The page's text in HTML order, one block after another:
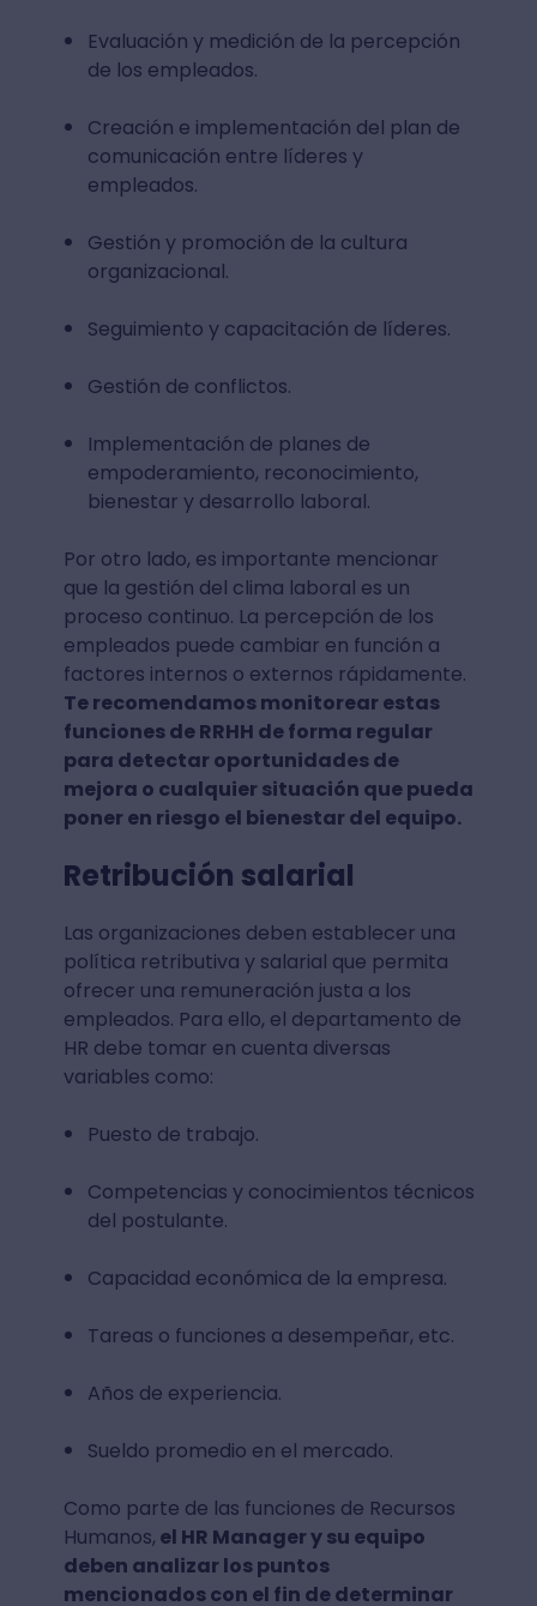
Evaluación y medición de la percepción
de los empleados.
Creación e implementación del plan de
comunicación entre líderes y
empleados.
Gestión y promoción de la cultura
organizacional.
Seguimiento y capacitación de líderes.
Gestión de conflictos.
Implementación de planes de
empoderamiento, reconocimiento,
bienestar y desarrollo laboral.
Por otro lado, es importante mencionar
que la gestión del clima laboral es un
proceso continuo. La percepción de los
empleados puede cambiar en función a
factores internos o externos rápidamente.
Te recomendamos monitorear estas
funciones de RRHH de forma regular
para detectar oportunidades de
mejora o cualquier situación que pueda
poner en riesgo el bienestar del equipo.
Retribución salarial
Las organizaciones deben establecer una
política retributiva y salarial que permita
ofrecer una remuneración justa a los
empleados. Para ello, el departamento de
HR debe tomar en cuenta diversas
variables como:
Puesto de trabajo.
Competencias y conocimientos técnicos
del postulante.
Capacidad económica de la empresa.
Tareas o funciones a desempeñar, etc.
Años de experiencia.
Sueldo promedio en el mercado.
Como parte de las funciones de Recursos
Humanos, el HR Manager y su equipo
deben analizar los puntos
mencionados con el fin de determinar